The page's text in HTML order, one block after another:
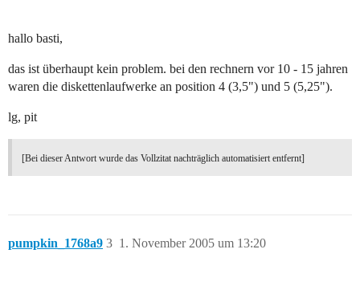
hallo basti,
das ist überhaupt kein problem. bei den rechnern vor 10 - 15 jahren
waren die diskettenlaufwerke an position 4 (3,5") und 5 (5,25").
lg, pit
[Bei dieser Antwort wurde das Vollzitat nachträglich automatisiert entfernt]
pumpkin_1768a9 1. November 2005 um 13:20
3